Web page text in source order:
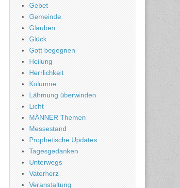
Gebet
Gemeinde
Glauben
Glück
Gott begegnen
Heilung
Herrlichkeit
Kolumne
Lähmung überwinden
Licht
MÄNNER Themen
Messestand
Prophetische Updates
Tagesgedanken
Unterwegs
Vaterherz
Veranstaltung